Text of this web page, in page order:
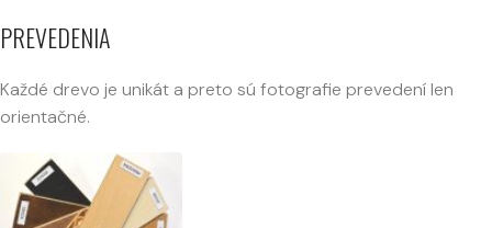
PREVEDENIA
Každé drevo je unikát a preto sú fotografie prevedení len
orientačné.